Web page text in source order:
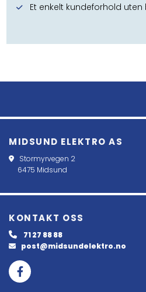
Et enkelt kundeforhold
MIDSUND ELEKTRO AS

Stormyrvegen 2
6475 Midsund
KONTAKT OSS
 71 27 88 88
 post@midsundelektro.no